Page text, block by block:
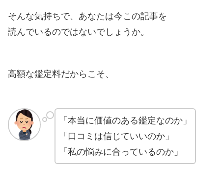
そんな気持ちで、あなたは今この記事を
読んでいるのではないでしょうか。
高額な鑑定料だからこそ、
「本当に価値のある鑑定なのか」
「口コミは信じていいのか」
「私の悩みに合っているのか」